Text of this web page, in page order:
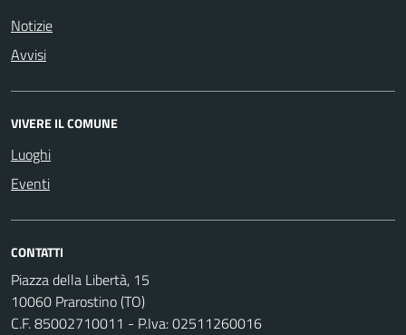
Notizie
Avvisi
VIVERE IL COMUNE
Luoghi
Eventi
CONTATTI
Piazza della Libertà, 15
10060 Prarostino (TO)
C.F. 85002710011 - P.Iva: 02511260016